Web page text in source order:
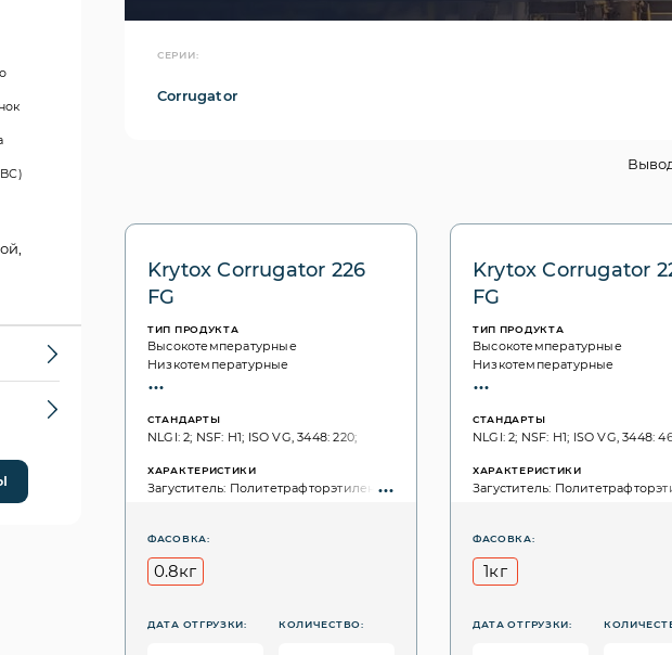
СЕРИИ:
Corrugator
Krytox Corrugator 226
FG
ТИП ПРОДУКТА
Высокотемпературные
Низкотемпературные
СТАНДАРТЫ
NLGI: 2; NSF: H1; ISO VG, 3448: 220;
ХАРАКТЕРИСТИКИ
Загуститель: Политетрафторэтилен (PTFE);
ФАСОВКА:
0.8кг
ДАТА ОТГРУЗКИ: КОЛИЧЕСТВО:
Krytox Corrugator
FG
ТИП ПРОДУКТА
Высокотемпературные
Низкотемпературные
СТАНДАРТЫ
NLGI: 2; NSF: H1; ISO VG, 3448:
ХАРАКТЕРИСТИКИ
Загуститель:
ФАСОВКА:
1кг
ДАТА ОТГРУЗКИ: